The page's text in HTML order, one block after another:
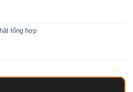
tổng hợp